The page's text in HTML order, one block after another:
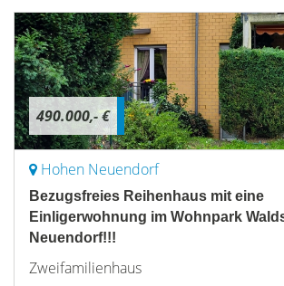
490.000,- €
Hohen Neuendorf
Bezugsfreies Reihenhaus mit eine
Einligerwohnung im Wohnpark
Neuendorf!!!
Zweifamilienhaus